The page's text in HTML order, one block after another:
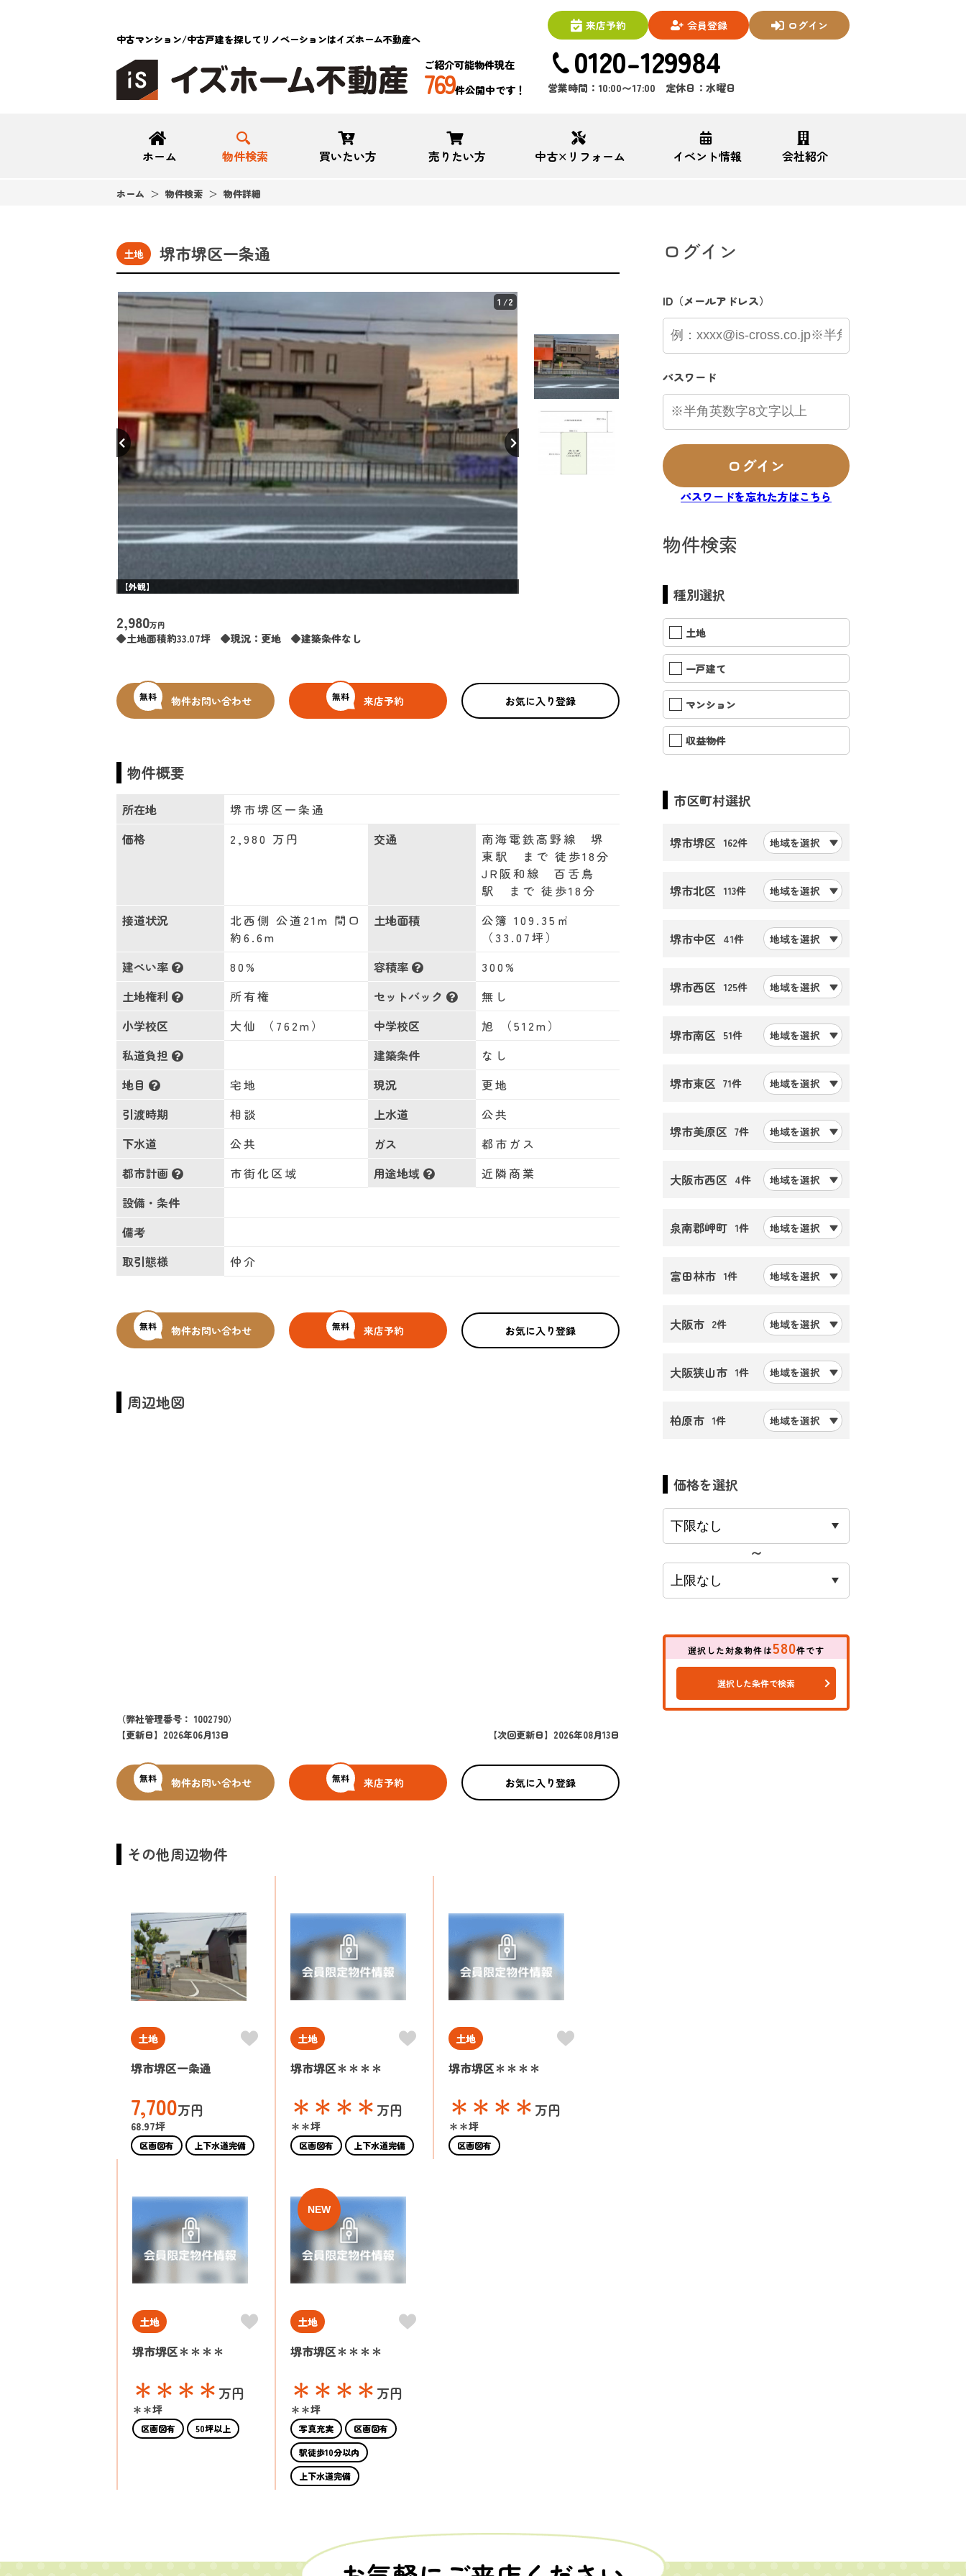
中古マンション/中古戸建を探してリノベーションはイズホーム不動産へ
ご紹介可能物件現在
769件公開中です！
来店予約 会員登録 ログイン
0120-129984
営業時間：10:00〜17:00 定休日：水曜日
ホーム 物件検索 買いたい方 売りたい方 中古×リフォーム イベント情報 会社紹介
ホーム 物件検索 物件詳細
土地 堺市堺区一条通
1 /2
【外観】
2,980万円
◆土地面積約33.07坪 ◆現況：更地 ◆建築条件なし
無料 物件お問い合わせ 無料 来店予約 お気に入り登録
物件概要
所在地
堺市堺区一条通
価格
2,980 万円 交通
南海電鉄高野線 堺
東駅 まで 徒歩18分
JR阪和線 百舌鳥
駅 まで 徒歩18分
接道状況
北西側 公道21m 間口
約6.6m
土地面積
公簿 109.35㎡
（33.07坪）
建ぺい率
80% 容積率
300%
土地権利
所有権 セットバック
無し
小学校区
大仙 （762m） 中学校区
旭 （512m）
私道負担
建築条件
なし
地目
宅地 現況
更地
引渡時期
相談 上水道
公共
下水道
公共 ガス
都市ガス
都市計画
市街化区域 用途地域
近隣商業
設備・条件
備考
取引態様
仲介
無料 物件お問い合わせ 無料 来店予約 お気に入り登録
周辺地図
（弊社管理番号： 1002790）
【更新日】2026年06月13日
【次回更新日】2026年08月13日
無料 物件お問い合わせ 無料 来店予約 お気に入り登録
その他周辺物件
土地
堺市堺区一条通
7,700万円
68.97坪
区画図有 上下水道完備
土地
堺市堺区＊＊＊＊
＊＊＊＊ 万円
＊＊坪
区画図有 上下水道完備
土地
堺市堺区＊＊＊＊
＊＊＊＊ 万円
＊＊坪
区画図有
土地
堺市堺区＊＊＊＊
＊＊＊＊ 万円
＊＊坪
区画図有 50坪以上
NEW
土地
堺市堺区＊＊＊＊
＊＊＊＊ 万円
＊＊坪
写真充実
区画図有
駅徒歩10分以内
上下水道完備
ログイン
ID（メールアドレス）
パスワード
ログイン
パスワードを忘れた方はこちら
物件検索
種別選択
土地
一戸建て
マンション
収益物件
市区町村選択
堺市堺区 162件 地域を選択
堺市北区 113件 地域を選択
堺市中区 41件 地域を選択
堺市西区 125件 地域を選択
堺市南区 51件 地域を選択
堺市東区 71件 地域を選択
堺市美原区 7件 地域を選択
大阪市西区 4件 地域を選択
泉南郡岬町 1件 地域を選択
富田林市 1件 地域を選択
大阪市 2件 地域を選択
大阪狭山市 1件 地域を選択
柏原市 1件 地域を選択
価格を選択
〜
選択した対象物件は580件です
選択した条件で検索